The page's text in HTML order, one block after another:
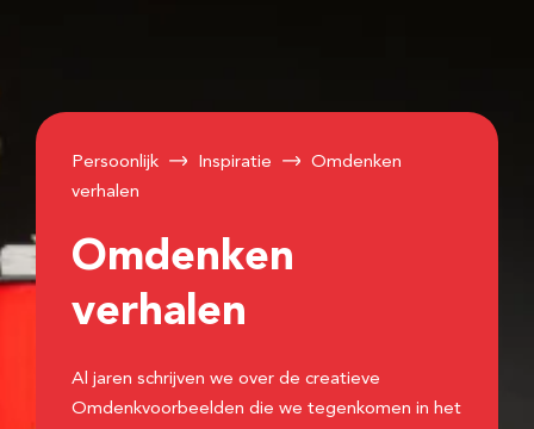
Persoonlijk Inspiratie
Omdenken
verhalen
Omdenken
verhalen
Al jaren schrijven we over de creatieve
Omdenkvoorbeelden die we tegenkomen in het